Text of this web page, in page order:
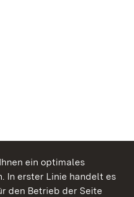
ein optimales
In erster Linie handelt es
den Betrieb der Seite